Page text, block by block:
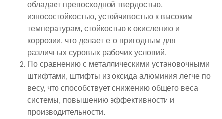
обладает превосходной твердостью,
износостойкостью, устойчивостью к высоким
температурам, стойкостью к окислению и
коррозии, что делает его пригодным для
различных суровых рабочих условий.
По сравнению с металлическими установочными
штифтами, штифты из оксида алюминия легче по
весу, что способствует снижению общего веса
системы, повышению эффективности и
производительности.